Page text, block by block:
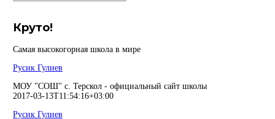
Круто!
Самая высокогорная школа в мире
Русик Гулиев
МОУ "СОШ" с. Терскол - официальный сайт школы
2017-03-13T11:54:16+03:00
Русик Гулиев